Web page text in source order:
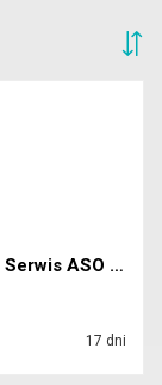
21r Salon Polska 2.5 HYBRID Gwarancja Serwis ASO C...
17 dni